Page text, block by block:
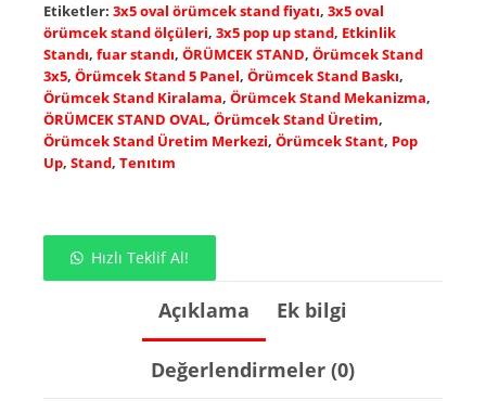
Etiketler: 3x5 oval örümcek stand fiyatı, 3x5 oval
örümcek stand ölçüleri, 3x5 pop up stand, Etkinlik
Standı, fuar standı, ÖRÜMCEK STAND, Örümcek Stand
3x5, Örümcek Stand 5 Panel, Örümcek Stand Baskı,
Örümcek Stand Kiralama, Örümcek Stand Mekanizma,
ÖRÜMCEK STAND OVAL, Örümcek Stand Üretim,
Örümcek Stand Üretim Merkezi, Örümcek Stant, Pop
Up, Stand, Tenıtım
Hızlı Teklif Al!
Açıklama Ek bilgi
Değerlendirmeler (0)